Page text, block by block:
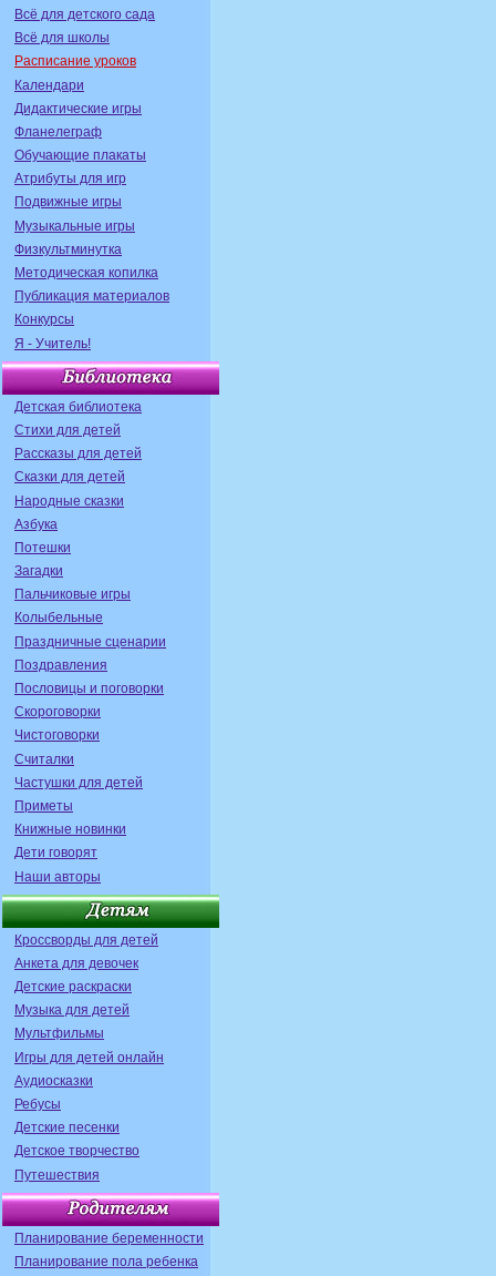
Всё для детского сада
Всё для школы
Расписание уроков
Календари
Дидактические игры
Фланелеграф
Обучающие плакаты
Атрибуты для игр
Подвижные игры
Музыкальные игры
Физкультминутка
Методическая копилка
Публикация материалов
Конкурсы
Я - Учитель!
Детская библиотека
Стихи для детей
Рассказы для детей
Сказки для детей
Народные сказки
Азбука
Потешки
Загадки
Пальчиковые игры
Колыбельные
Праздничные сценарии
Поздравления
Пословицы и поговорки
Скороговорки
Чистоговорки
Считалки
Частушки для детей
Приметы
Книжные новинки
Дети говорят
Наши авторы
Кроссворды для детей
Анкета для девочек
Детские раскраски
Музыка для детей
Мультфильмы
Игры для детей онлайн
Аудиосказки
Ребусы
Детские песенки
Детское творчество
Путешествия
Планирование беременности
Планирование пола ребенка